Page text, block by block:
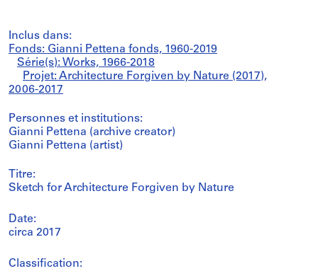
Inclus dans:
Fonds: Gianni Pettena fonds, 1960-2019
Série(s): Works, 1966-2018
Projet: Architecture Forgiven by Nature (2017),
2006-2017
Personnes et institutions:
Gianni Pettena (archive creator)
Gianni Pettena (artist)
Titre:
Sketch for Architecture Forgiven by Nature
Date:
circa 2017
Classification: